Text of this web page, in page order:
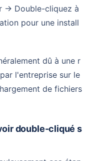
→ Double-cliquez à
pour une install
l'entreprise sur le
de fichiers